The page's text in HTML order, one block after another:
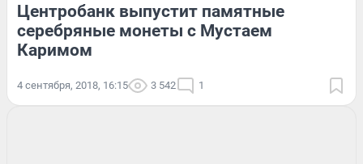
Центробанк выпустит памятные
серебряные монеты с Мустаем
Каримом
4 сентября, 2018, 16:15 3 542 1